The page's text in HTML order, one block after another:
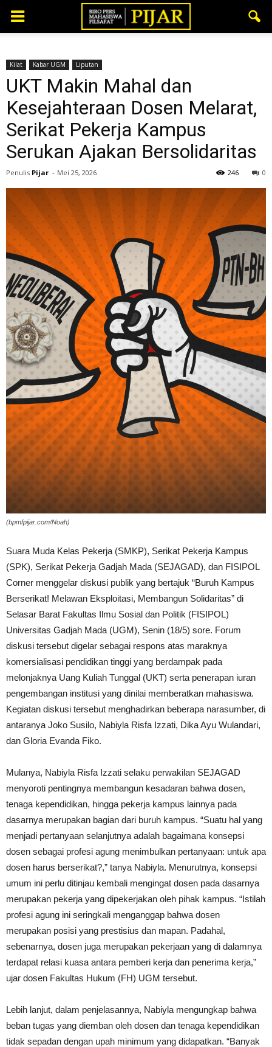
Kilat Kabar UGM Liputan
UKT Makin Mahal dan
Kesejahteraan Dosen Melarat,
Serikat Pekerja Kampus
Serukan Ajakan Bersolidaritas
Penulis Pijar - Mei 25, 2026 0
246
(bpmfpijar.com/Noah)
Suara Muda Kelas Pekerja (SMKP), Serikat Pekerja Kampus
(SPK), Serikat Pekerja Gadjah Mada (SEJAGAD), dan FISIPOL
Corner menggelar diskusi publik yang bertajuk “Buruh Kampus
Berserikat! Melawan Eksploitasi, Membangun Solidaritas” di
Selasar Barat Fakultas Ilmu Sosial dan Politik (FISIPOL)
Universitas Gadjah Mada (UGM), Senin (18/5) sore. Forum
diskusi tersebut digelar sebagai respons atas maraknya
komersialisasi pendidikan tinggi yang berdampak pada
melonjaknya Uang Kuliah Tunggal (UKT) serta penerapan iuran
pengembangan institusi yang dinilai memberatkan mahasiswa.
Kegiatan diskusi tersebut menghadirkan beberapa narasumber, di
antaranya Joko Susilo, Nabiyla Risfa Izzati, Dika Ayu Wulandari,
dan Gloria Evanda Fiko.
Mulanya, Nabiyla Risfa Izzati selaku perwakilan SEJAGAD
menyoroti pentingnya membangun kesadaran bahwa dosen,
tenaga kependidikan, hingga pekerja kampus lainnya pada
dasarnya merupakan bagian dari buruh kampus. “Suatu hal yang
menjadi pertanyaan selanjutnya adalah bagaimana konsepsi
dosen sebagai profesi agung menimbulkan pertanyaan: untuk apa
dosen harus berserikat?,” tanya Nabiyla. Menurutnya, konsepsi
umum ini perlu ditinjau kembali mengingat dosen pada dasarnya
merupakan pekerja yang dipekerjakan oleh pihak kampus. “Istilah
profesi agung ini seringkali menganggap bahwa dosen
merupakan posisi yang prestisius dan mapan. Padahal,
sebenarnya, dosen juga merupakan pekerjaan yang di dalamnya
terdapat relasi kuasa antara pemberi kerja dan penerima kerja,”
ujar dosen Fakultas Hukum (FH) UGM tersebut.
Lebih lanjut, dalam penjelasannya, Nabiyla mengungkap bahwa
beban tugas yang diemban oleh dosen dan tenaga kependidikan
tidak sepadan dengan upah minimum yang didapatkan. “Banyak